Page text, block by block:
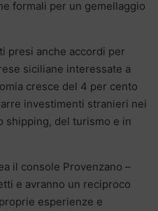
formali per un gemellaggio
presi anche accordi per
siciliane interessate a
cresce del 4 per cento
investimenti stranieri nei
shipping, del turismo e in
il console Provenzano –
e avranno un reciproco
esperienze e